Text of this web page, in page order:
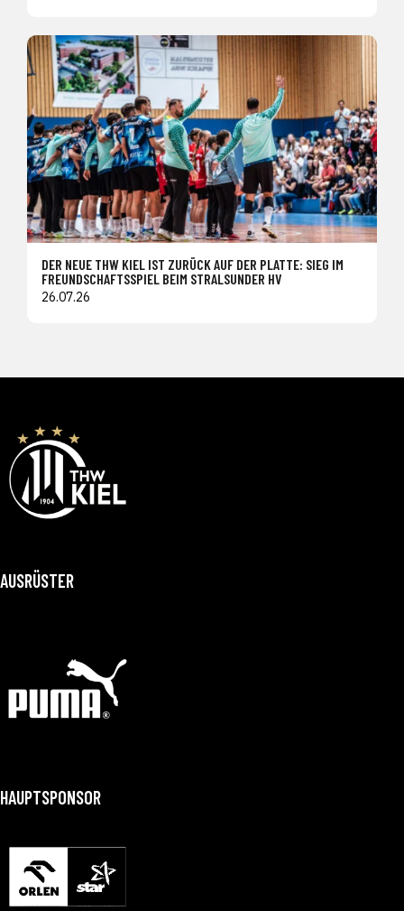
DER NEUE THW KIEL IST ZURÜCK AUF DER PLATTE: SIEG IM
FREUNDSCHAFTSSPIEL BEIM STRALSUNDER HV
26.07.26
AUSRÜSTER
HAUPTSPONSOR